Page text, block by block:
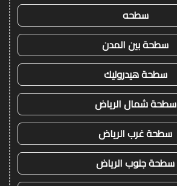
سطحه
سطحة بين المدن
سطحة هيدروليك
سطحة شمال الرياض
سطحة غرب الرياض
سطحة جنوب الرياض